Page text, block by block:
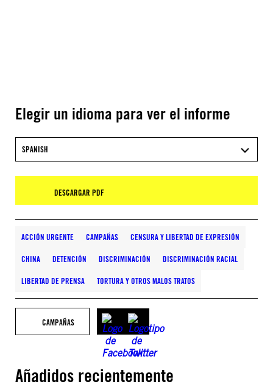
Elegir un idioma para ver el informe
SPANISH
DESCARGAR PDF
ACCIÓN URGENTE CAMPAÑAS CENSURA Y LIBERTAD DE EXPRESIÓN
CHINA DETENCIÓN DISCRIMINACIÓN DISCRIMINACIÓN RACIAL
LIBERTAD DE PRENSA TORTURA Y OTROS MALOS TRATOS
CAMPAÑAS
Añadidos recientemente